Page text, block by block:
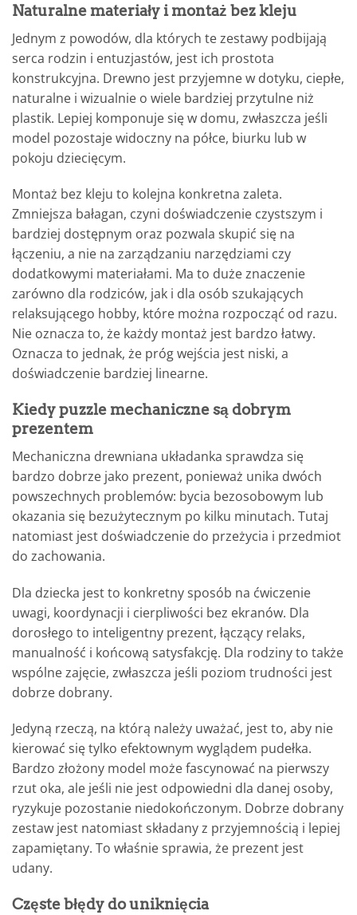
Naturalne materiały i montaż bez kleju
Jednym z powodów, dla których te zestawy podbijają
serca rodzin i entuzjastów, jest ich prostota
konstrukcyjna. Drewno jest przyjemne w dotyku, ciepłe,
naturalne i wizualnie o wiele bardziej przytulne niż
plastik. Lepiej komponuje się w domu, zwłaszcza jeśli
model pozostaje widoczny na półce, biurku lub w
pokoju dziecięcym.
Montaż bez kleju to kolejna konkretna zaleta.
Zmniejsza bałagan, czyni doświadczenie czystszym i
bardziej dostępnym oraz pozwala skupić się na
łączeniu, a nie na zarządzaniu narzędziami czy
dodatkowymi materiałami. Ma to duże znaczenie
zarówno dla rodziców, jak i dla osób szukających
relaksującego hobby, które można rozpocząć od razu.
Nie oznacza to, że każdy montaż jest bardzo łatwy.
Oznacza to jednak, że próg wejścia jest niski, a
doświadczenie bardziej linearne.
Kiedy puzzle mechaniczne są dobrym
prezentem
Mechaniczna drewniana układanka sprawdza się
bardzo dobrze jako prezent, ponieważ unika dwóch
powszechnych problemów: bycia bezosobowym lub
okazania się bezużytecznym po kilku minutach. Tutaj
natomiast jest doświadczenie do przeżycia i przedmiot
do zachowania.
Dla dziecka jest to konkretny sposób na ćwiczenie
uwagi, koordynacji i cierpliwości bez ekranów. Dla
dorosłego to inteligentny prezent, łączący relaks,
manualność i końcową satysfakcję. Dla rodziny to także
wspólne zajęcie, zwłaszcza jeśli poziom trudności jest
dobrze dobrany.
Jedyną rzeczą, na którą należy uważać, jest to, aby nie
kierować się tylko efektownym wyglądem pudełka.
Bardzo złożony model może fascynować na pierwszy
rzut oka, ale jeśli nie jest odpowiedni dla danej osoby,
ryzykuje pozostanie niedokończonym. Dobrze dobrany
zestaw jest natomiast składany z przyjemnością i lepiej
zapamiętany. To właśnie sprawia, że prezent jest
udany.
Częste błędy do uniknięcia